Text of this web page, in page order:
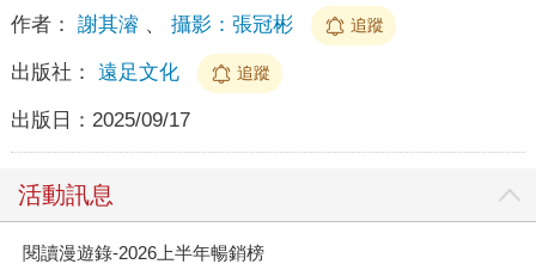
作者： 謝其濬、 攝影：張冠彬 追蹤
出版社： 遠足文化 追蹤
出版日： 2025/09/17
活動訊息
閱讀漫遊錄-2026上半年暢銷榜